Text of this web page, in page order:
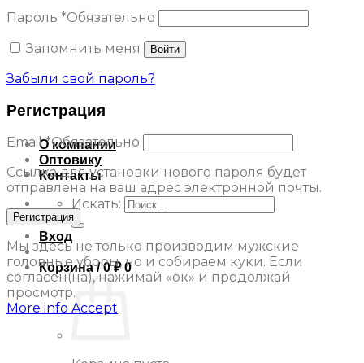
О компании
Оптовику
Контакты
Искать:
Вход
Корзина /0₽ 0
Пароль *Обязательно
Запомнить меня
Войти
Забыли свой пароль?
Регистрация
Email*Обязательно
Ссылка для установки нового пароля будет
отправлена ​​на ваш адрес электронной почты.
Регистрация
Мы здесь не только производим мужские
головные уборы, но и собираем куки. Если
согласен(на), нажимай «ок» и продолжай
просмотр.
More info Accept